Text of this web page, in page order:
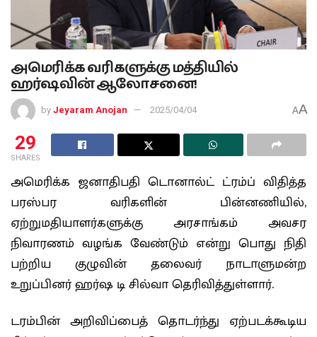
அமெரிக்க வரிகளுக்கு மத்தியில்
ஹர்ஷவின் ஆலோசனை!
by Jeyaram Anojan 2025/04/04 AA
29
SHARES
அமெரிக்க ஜனாதிபதி டொனால்ட் ட்ரம்ப் விதித்த
பரஸ்பர வரிகளின் பின்னணியில்,
ஏற்றுமதியாளர்களுக்கு அரசாங்கம் அவசர
நிவாரணம் வழங்க வேண்டும் என்று பொது நிதி
பற்றிய குழுவின் தலைவர் நாடாளுமன்ற
உறுப்பினர் ஹர்ஷ டி சில்வா தெரிவித்துள்ளார்.
டரம்பின் அறிவிப்பைத் தொடர்ந்து ஏற்படக்கூடிய